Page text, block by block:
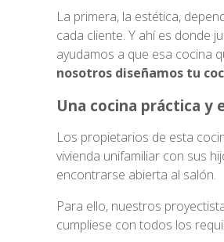
La primera, la estética,
cada cliente. Y ahí es donde
ayudamos a que esa cocina
nosotros diseñamos tu
Una cocina práctica y
Los propietarios de esta
vivienda unifamiliar con sus
encontrarse abierta al salón.
Para ello, nuestros
cumpliese con todos los